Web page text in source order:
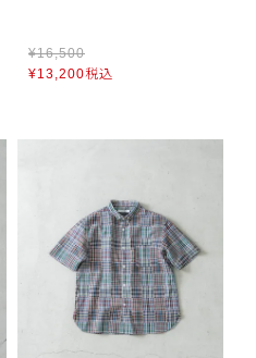
¥16,500
¥13,200税込